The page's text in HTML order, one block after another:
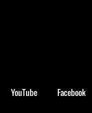
YouTube Facebook